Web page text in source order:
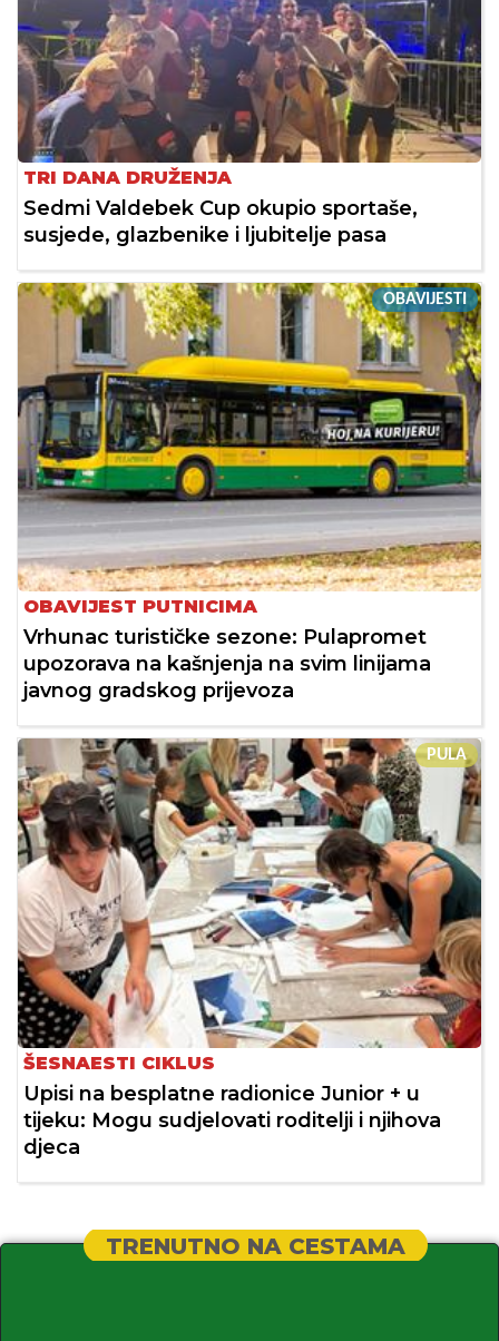
TRI DANA DRUŽENJA
Sedmi Valdebek Cup okupio sportaše,
susjede, glazbenike i ljubitelje pasa
OBAVIJESTI
OBAVIJEST PUTNICIMA
Vrhunac turističke sezone: Pulapromet
upozorava na kašnjenja na svim linijama
javnog gradskog prijevoza
PULA
ŠESNAESTI CIKLUS
Upisi na besplatne radionice Junior + u
tijeku: Mogu sudjelovati roditelji i njihova
djeca
TRENUTNO NA CESTAMA